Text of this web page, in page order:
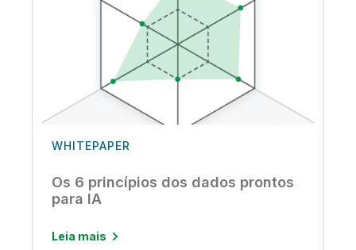
WHITEPAPER
Os 6 princípios dos dados prontos
para IA
Leia mais